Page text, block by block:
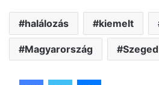
halálozás kiemelt
Magyarország Szeged